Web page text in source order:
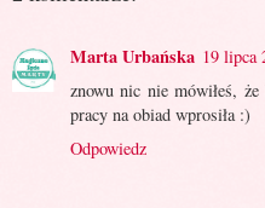
Marta Urbańska 19 lipca
znowu nic nie mówiłeś,
pracy na obiad wprosiła :)
Odpowiedz